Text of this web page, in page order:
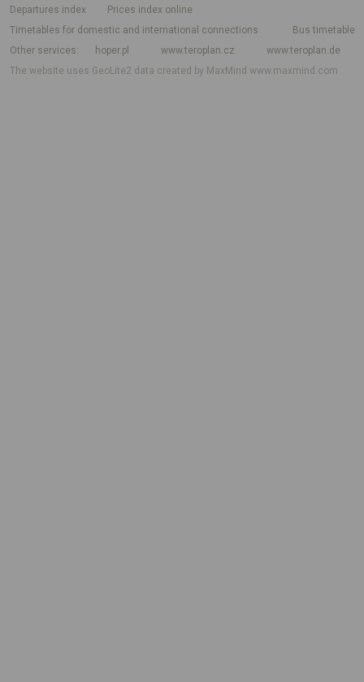
departures index
Prices index online
Timetables for domestic and international connections
Bus timetable
Other services
hoper.pl www.teroplan.cz
www.teroplan.de
The website uses GeoLite2 data created by MaxMindwww.maxmind.com